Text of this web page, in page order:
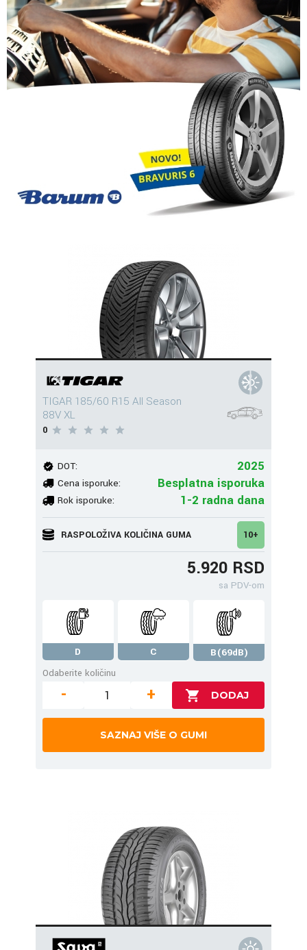
TIGAR 185/60 R15 All Season
88V XL
0
DOT: 2025
Cena isporuke: Besplatna isporuka
Rok isporuke: 1-2 radna dana
RASPOLOŽIVA KOLIČINA GUMA 10+
5.920 RSD
sa PDV-om
D C
B(69dB)
Odaberite količinu
- +
SAZNAJ VIŠE O GUMI